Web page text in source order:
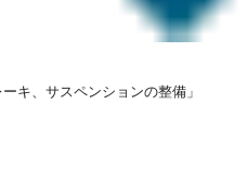
キ、サスペンションの整備」